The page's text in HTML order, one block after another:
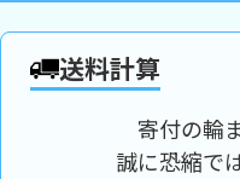
送料計算
寄付の輪
誠に恐縮で